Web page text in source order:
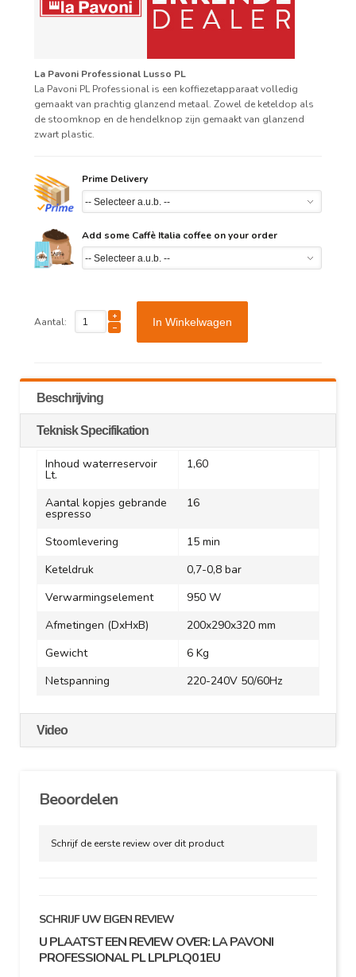
La Pavoni Professional Lusso PL
La Pavoni PL Professional is een koffiezetapparaat volledig
gemaakt van prachtig glanzend metaal. Zowel de keteldop als
de stoomknop en de hendelknop zijn gemaakt van glanzend
zwart plastic.
Prime Delivery
Add some Caffè Italia coffee on your order
Aantal: In Winkelwagen
Beschrijving
Teknisk Specifikation
Inhoud waterreservoir
Lt.
1,60
Aantal kopjes gebrande
espresso
16
Stoomlevering
15 min
Keteldruk
0,7-0,8 bar
Verwarmingselement
950 W
Afmetingen (DxHxB)
200x290x320 mm
Gewicht
6 Kg
Netspanning
220-240V 50/60Hz
Video
Beoordelen
Schrijf de eerste review over dit product
SCHRIJF UW EIGEN REVIEW
U PLAATST EEN REVIEW OVER:LA PAVONI
PROFESSIONAL PL LPLPLQ01EU